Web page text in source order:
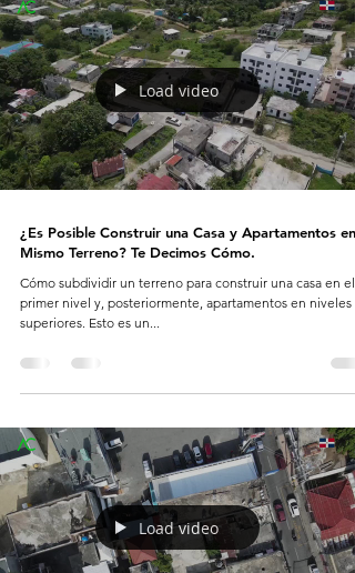
Load video
¿Es Posible Construir una Casa y Apartamentos en
Mismo Terreno? Te Decimos Cómo.
Cómo subdividir un terreno para construir una casa en el
primer nivel y, posteriormente, apartamentos en niveles
superiores. Esto es un...
Load video